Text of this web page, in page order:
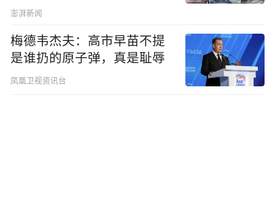
澎湃新闻
梅德韦杰夫：高市早苗不提
是谁扔的原子弹，真是耻辱
凤凰卫视资讯台